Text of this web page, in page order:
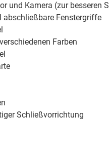
und Kamera (zur besseren
abschließbare Fenstergriffe
Farben
Schließvorrichtung